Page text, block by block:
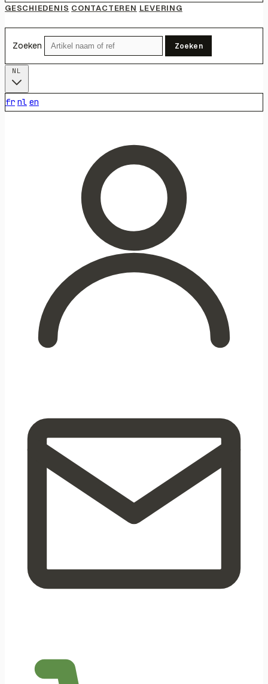
GESCHIEDENIS CONTACTEREN LEVERING
Zoeken Zoeken
fr nl en